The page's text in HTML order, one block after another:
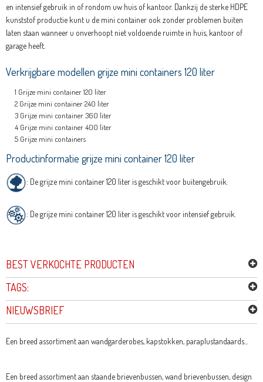
en intensief gebruik in of rondom uw huis of kantoor. Dankzij de sterke HDPE
kunststof productie kunt u de mini container ook zonder problemen buiten
laten staan wanneer u onverhoopt niet voldoende ruimte in huis, kantoor of
garage heeft.
Verkrijgbare modellen grijze mini containers 120 liter
Grijze mini container 120 liter
Grijze mini container 240 liter
Grijze mini container 360 liter
Grijze mini container 400 liter
Grijze mini containers
Productinformatie grijze mini container 120 liter
: De grijze mini container 120 liter is geschikt voor buitengebruik.
: De grijze mini container 120 liter is geschikt voor intensief gebruik.
BEST VERKOCHTE PRODUCTEN
TAGS:
NIEUWSBRIEF
Een breed assortiment aan wandgarderobes, kapstokken, paraplustandaards...
Een breed assortiment aan staande brievenbussen, wand brievenbussen, design